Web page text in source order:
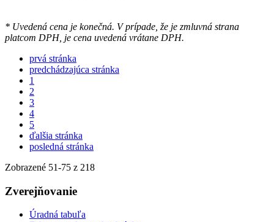
* Uvedená cena je konečná. V prípade, že je zmluvná strana
platcom DPH, je cena uvedená vrátane DPH.
prvá stránka
predchádzajúca stránka
1
2
3
4
5
ďalšia stránka
posledná stránka
Zobrazené 51-75 z 218
Zverejňovanie
Úradná tabuľa